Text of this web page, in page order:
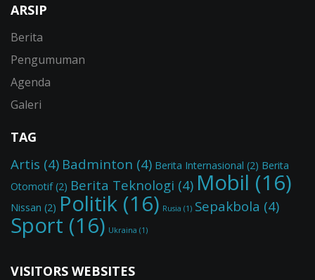
ARSIP
Berita
Pengumuman
Agenda
Galeri
TAG
Artis (4) Badminton (4) Berita Internasional (2) Berita
Otomotif(2) Berita Teknologi (4) Mobil (16)
Nissan (2) Politik (16) Rusia (1) Sepakbola (4)
Sport (16) Ukraina (1)
VISITORS WEBSITES